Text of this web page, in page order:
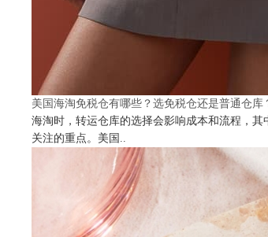
美国海淘免税仓有哪些？选免税仓还是普通仓库
海淘时，转运仓库的选择会影响成本和流程，其
关注的重点。美国..